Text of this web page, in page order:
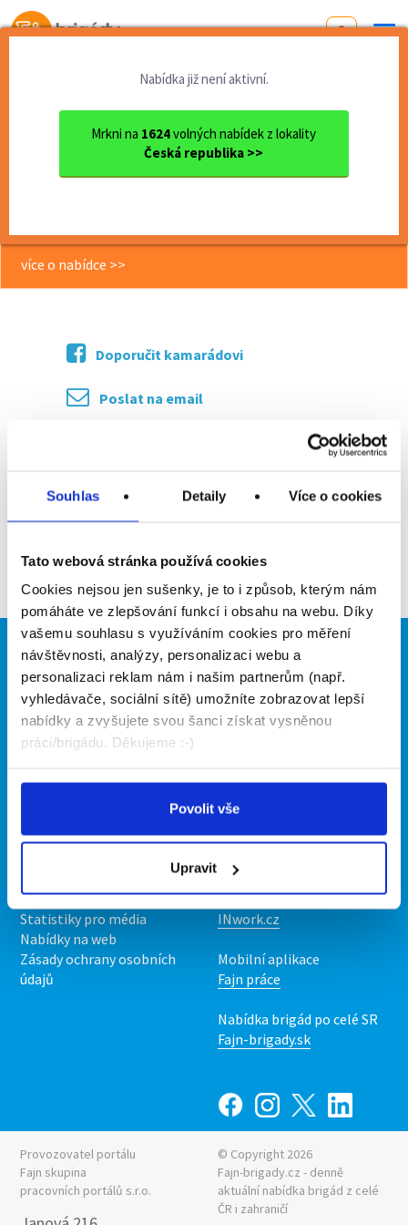
Souhlas Detaily Více o cookies
Tato webová stránka používá cookies
Cookies nejsou jen sušenky, je to i způsob, kterým nám
pomáháte ve zlepšování funkcí i obsahu na webu. Díky
vašemu souhlasu s využíváním cookies pro měření
návštěvnosti, analýzy, personalizaci webu a
personalizaci reklam nám i našim partnerům (např.
vyhledávače, sociální sítě) umožníte zobrazovat lepší
nabídky a zvyšujete svou šanci získat vysněnou
práci/brigádu. Děkujeme :-)
Povolit vše
Upravit
Od první brigády
Nabídka již není aktivní.
Mrkni na 1624volných nabídek z lokality
Česká republika >>
Jihočeský kraj
okres Jindřichův Hradec
Slavonice
Hledáme nadšence do pečení ...
Hledáme nadšence do pečení na
více o nabídce >>
Doporučit kamarádovi
Poslat na email
Zpět
Brigádníci
Články
Hledané brigády
Firmy
Vložit inzerát
Ceník
Kontakt
Upravit předvolby cookies
Statistiky pro média
Nabídky na web
Zásady ochrany osobních
údajů
Naše další projekty
Mobilní aplikace
Nabídka práce z celé ČR
INwork.cz
Mobilní aplikace
Fajn práce
Nabídka brigád po celé SR
Fajn-brigady.sk
Provozovatel portálu
Fajn skupina
pracovních portálů s.r.o.
© Copyright 2026
Fajn-brigady.cz - denně
aktuální nabídka brigád z celé
ČR i zahraničí